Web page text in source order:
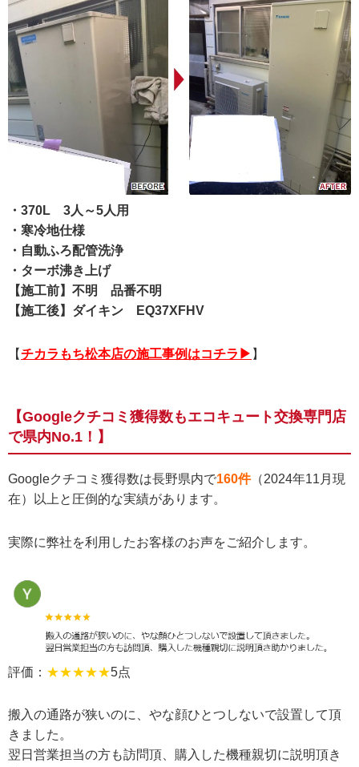
・370L 3人～5人用
・寒冷地仕様
・自動ふろ配管洗浄
・ターボ沸き上げ
【施工前】不明 品番不明
【施工後】ダイキン EQ37XFHV
【チカラもち松本店の施工事例はコチラ▶ 】
【Googleクチコミ獲得数もエコキュート交換専門店
で県内No.1！】
Googleクチコミ獲得数は長野県内で160件（2024年11月現
在）以上と圧倒的な実績があります。
実際に弊社を利用したお客様のお声をご紹介します。
評価： ★★★★★5点
搬入の通路が狭いのに、やな顔ひとつしないで設置して頂
きました。
翌日営業担当の方も訪問頂、購入した機種親切に説明頂き